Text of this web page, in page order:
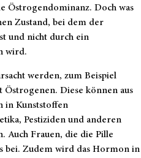
Östrogendominanz. Doch was
Zustand, bei dem der
und nicht durch ein
wird.
werden, zum Beispiel
Östrogenen. Diese können aus
in Kunststoffen
Pestiziden und anderen
Auch Frauen, die die Pille
bei. Zudem wird das Hormon in